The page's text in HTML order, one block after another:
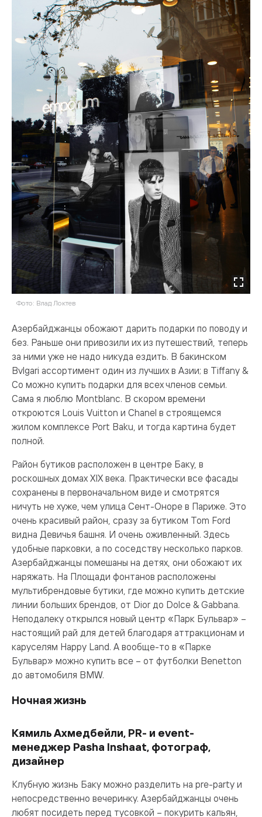
Фото: Влад Локтев
Азербайджанцы обожают дарить подарки по поводу и
без. Раньше они привозили их из путешествий, теперь
за ними уже не надо никуда ездить. В бакинском
Bvlgari ассортимент один из лучших в Азии; в Tiffany &
Co можно купить подарки для всех членов семьи.
Сама я люблю Montblanc. В скором времени
откроются Louis Vuitton и Chanel в строящемся
жилом комплексе Port Baku, и тогда картина будет
полной.
Район бутиков расположен в центре Баку, в
роскошных домах XIX века. Практически все фасады
сохранены в первоначальном виде и смотрятся
ничуть не хуже, чем улица Сент-Оноре в Париже. Это
очень красивый район, сразу за бутиком Tom Ford
видна Девичья башня. И очень оживленный. Здесь
удобные парковки, а по соседству несколько парков.
Азербайджанцы помешаны на детях, они обожают их
наряжать. На Площади фонтанов расположены
мультибрендовые бутики, где можно купить детские
линии больших брендов, от Dior до Dolce & Gabbana.
Неподалеку открылся новый центр «Парк Бульвар» –
настоящий рай для детей благодаря аттракционам и
каруселям Happy Land. А вообще-то в «Парке
Бульвар» можно купить все – от футболки Benetton
до автомобиля BMW.
Ночная жизнь
Кямиль Ахмедбейли, PR- и event-
менеджер Pasha Inshaat, фотограф,
дизайнер
Клубную жизнь Баку можно разделить на pre-party и
непосредственно вечеринку. Азербайджанцы очень
любят посидеть перед тусовкой – покурить кальян,